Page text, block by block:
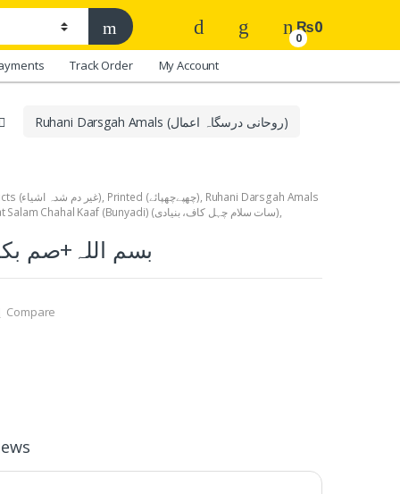
0
₨0
Track Order My Account
Ruhani Darsgah Amals (روحانی درسگاہ اعمال)
Ghair Dum Shuda Products (غیر دم شدہ اشیاء), Printed (چھپےچھپائے), Ruhani Darsgah Amals
Sat Salam Chahal Kaaf (Bunyadi) (سات سلام چہل کاف، بنیادی),
بسم اللہ+صم
Compare